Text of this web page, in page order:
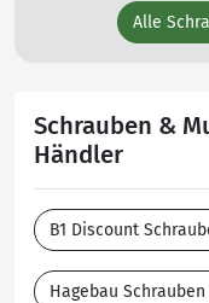
Alle
Schrauben &
Händler
B1 Discount
Hagebau